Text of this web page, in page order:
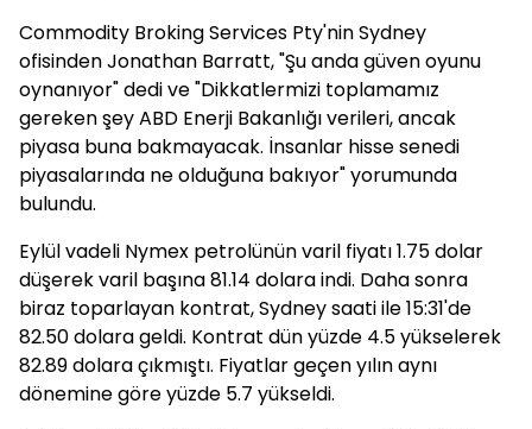
Commodity Broking Services Pty'nin Sydney
ofisinden Jonathan Barratt, "Şu anda güven oyunu
oynanıyor" dedi ve "Dikkatlermizi toplamamız
gereken şey ABD Enerji Bakanlığı verileri, ancak
piyasa buna bakmayacak. İnsanlar hisse senedi
piyasalarında ne olduğuna bakıyor" yorumunda
bulundu.
Eylül vadeli Nymex petrolünün varil fiyatı 1.75 dolar
düşerek varil başına 81.14 dolara indi. Daha sonra
biraz toparlayan kontrat, Sydney saati ile 15:31'de
82.50 dolara geldi. Kontrat dün yüzde 4.5 yükselerek
82.89 dolara çıkmıştı. Fiyatlar geçen yılın aynı
dönemine göre yüzde 5.7 yükseldi.